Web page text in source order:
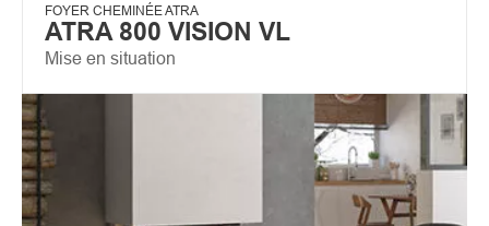
FOYER CHEMINÉE ATRA
ATRA 800 VISION VL
Mise en situation